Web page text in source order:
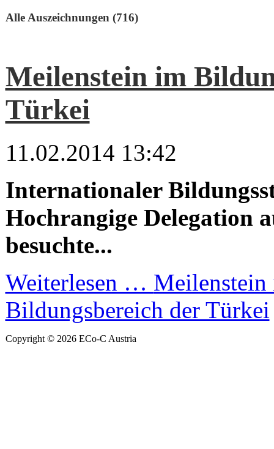
Alle Auszeichnungen (716)
Meilenstein im
Türkei
11.02.2014 13:42
Internationaler
Hochrangige Delegation
besuchte...
Weiterlesen … Meilenstein
Bildungsbereich der Türkei
Copyright © 2026 ECo-C Austria